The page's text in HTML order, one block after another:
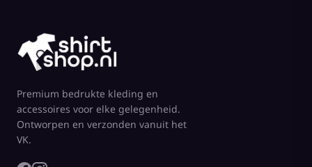
Premium bedrukte kleding en
accessoires voor elke gelegenheid.
Ontworpen en verzonden vanuit het
VK.